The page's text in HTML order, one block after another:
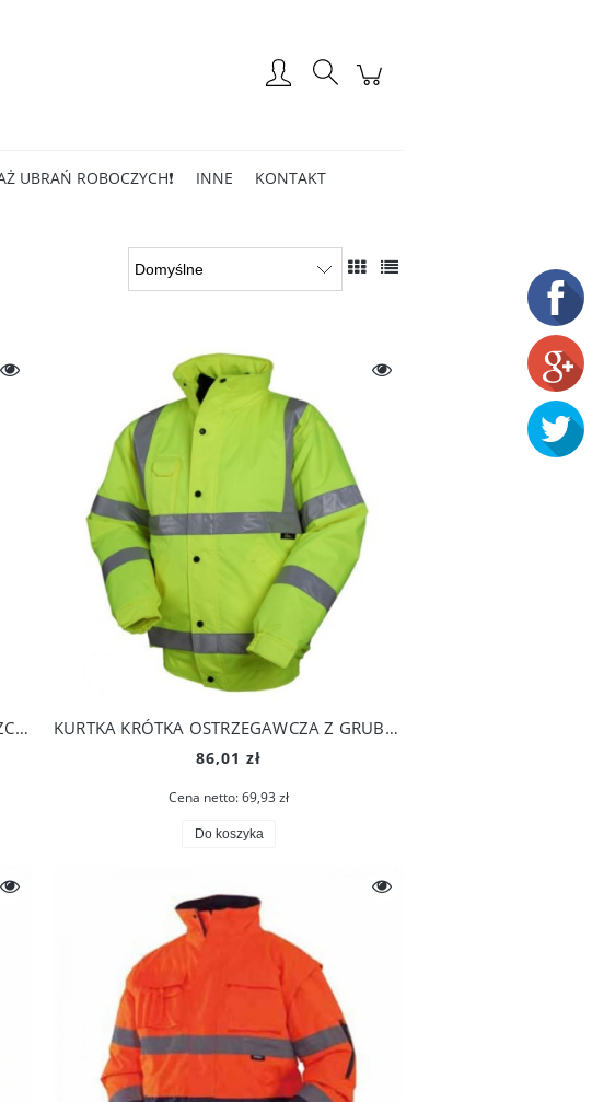
UBRAŃ ROBOCZYCH❗ INNE KONTAKT
KOMPLET OSTRZEGAWCZY PRZECIWDESZCZOWY KURTKA KRÓTKA OSTRZEGAWCZA Z GRUBĄ PODSZEWKĄ
86,01 zł
Cena netto:69,93 zł
Do koszyka